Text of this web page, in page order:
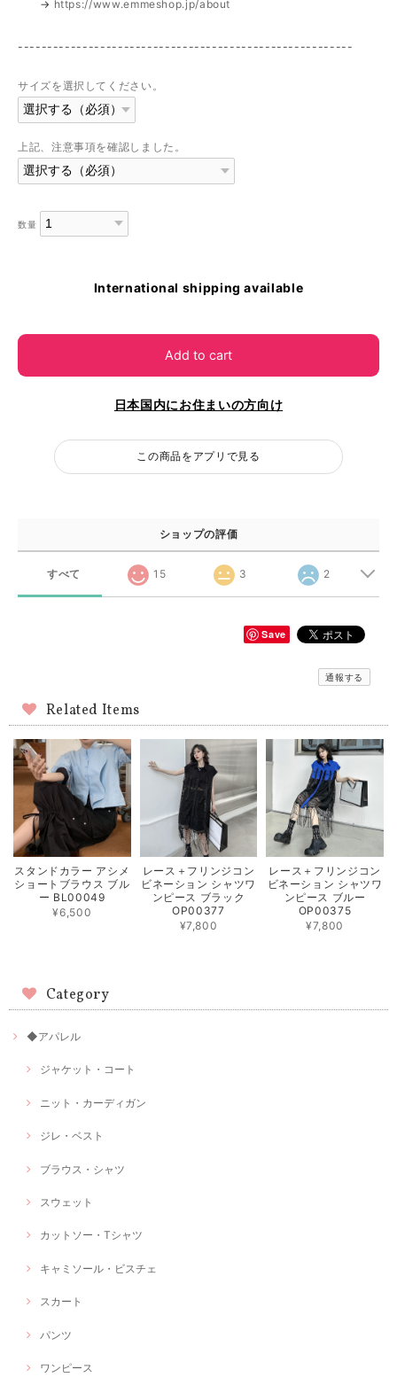
→ https://www.emmeshop.jp/about
---------------------------------------------------------
サイズを選択してください。
上記、注意事項を確認しました。
数量
International shipping available
Add to cart
日本国内にお住まいの方向け
この商品をアプリで見る
ショップの評価
すべて 15 3 2
Save
通報する
Related Items
スタンドカラー アシメ
ショートブラウス ブル
ー BL00049
¥6,500
レース＋フリンジコン
ビネーション シャツワ
ンピース ブラック
OP00377
¥7,800
レース＋フリンジコン
ビネーション シャツワ
ンピース ブルー
OP00375
¥7,800
Category
◆アパレル
ジャケット・コート
ニット・カーディガン
ジレ・ベスト
ブラウス・シャツ
スウェット
カットソー・Tシャツ
キャミソール・ビスチェ
スカート
パンツ
ワンピース